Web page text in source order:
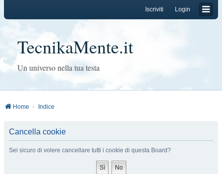
Login
Iscriviti
TecnikaMente.it
Un universo nella tua testa
Home Indice
Cancella cookie
Sei sicuro di volere cancellare tutti i cookie di questa Board?